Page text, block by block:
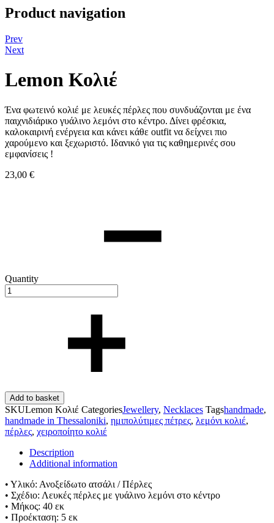
Product navigation
Prev
Next
Lemon Κολιέ
Ένα φωτεινό κολιέ με λευκές πέρλες που συνδυάζονται με ένα
παιχνιδιάρικο γυάλινο λεμόνι στο κέντρο. Δίνει φρέσκια,
καλοκαιρινή ενέργεια και κάνει κάθε outfit να δείχνει πιο
χαρούμενο και ξεχωριστό. Ιδανικό για τις καθημερινές σου
εμφανίσεις !
23,00 €
Quantity
Add to basket
SKULemon Κολιέ CategoriesJewellery, Necklaces Tagshandmade,
handmade in Thessaloniki, ημιπολύτιμες πέτρες, λεμόνι κολιέ,
πέρλες, χειροποίητο κολιέ
Description
Additional information
• Υλικό: Ανοξείδωτο ατσάλι / Πέρλες
• Σχέδιο: Λευκές πέρλες με γυάλινο λεμόνι στο κέντρο
• Μήκος: 40 εκ
• Προέκταση: 5 εκ